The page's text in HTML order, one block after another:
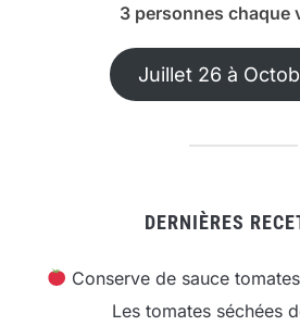
3 personnes chaque
Juillet 26 à
DERNIÈRES
Conserve de sauce
Les tomates séchées